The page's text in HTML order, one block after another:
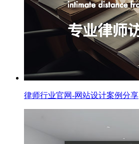
律师行业官网-网站设计案例分享